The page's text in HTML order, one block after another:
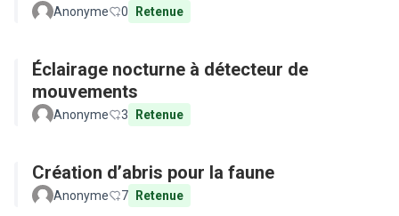
Anonyme 0 Retenue
Éclairage nocturne à détecteur de
mouvements
Anonyme 3 Retenue
Création d’abris pour la faune
Anonyme 7 Retenue